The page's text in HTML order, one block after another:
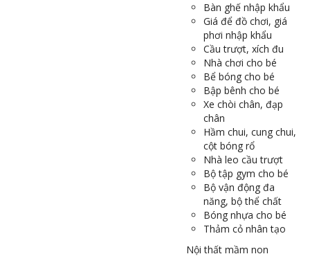
Bàn ghế nhập khẩu
Giá để đồ chơi, giá
phơi nhập khẩu
Cầu trượt, xích đu
Nhà chơi cho bé
Bể bóng cho bé
Bập bênh cho bé
Xe chòi chân, đạp
chân
Hầm chui, cung chui,
cột bóng rổ
Nhà leo cầu trượt
Bộ tập gym cho bé
Bộ vận động đa
năng, bộ thể chất
Bóng nhựa cho bé
Thảm cỏ nhân tạo
Nội thất mầm non